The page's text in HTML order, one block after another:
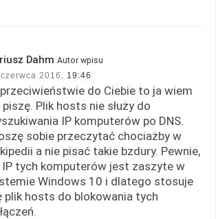
Dahm Autor wpisu
2016, 19:46
do Ciebie to ja wiem
piszę. Plik hosts nie służy do
IP komputerów po DNS.
sobie przeczytać chociażby w
a nie pisać takie bzdury. Pewnie,
IP tych komputerów jest zaszyte w
Windows 10 i dlatego stosuje
plik hosts do blokowania tych